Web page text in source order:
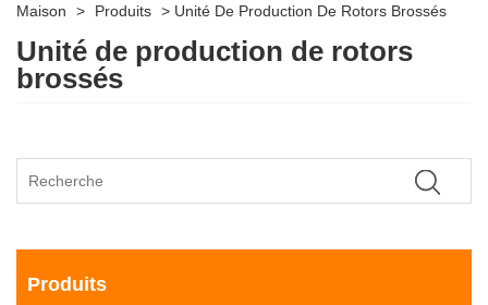
Maison > Produits > Unité De Production De Rotors Brossés
Unité de production de rotors
brossés
Produits